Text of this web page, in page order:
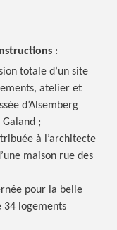
:
totale d’un site
atelier et
d’Alsemberg
Galand ;
à l’architecte
maison rue des
pour la belle
34 logements